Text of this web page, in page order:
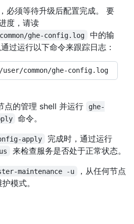
必须等待升级后配置完成。 要
度，请读
ghe-config.log
中的输
过运行以下命令来跟踪日志：
点的管理 shell 并运行
ghe-
命令。
apply 完成时，通过运行
来检查服务是否处于正常状态。
maintenance -u
，从任何节点
模式。